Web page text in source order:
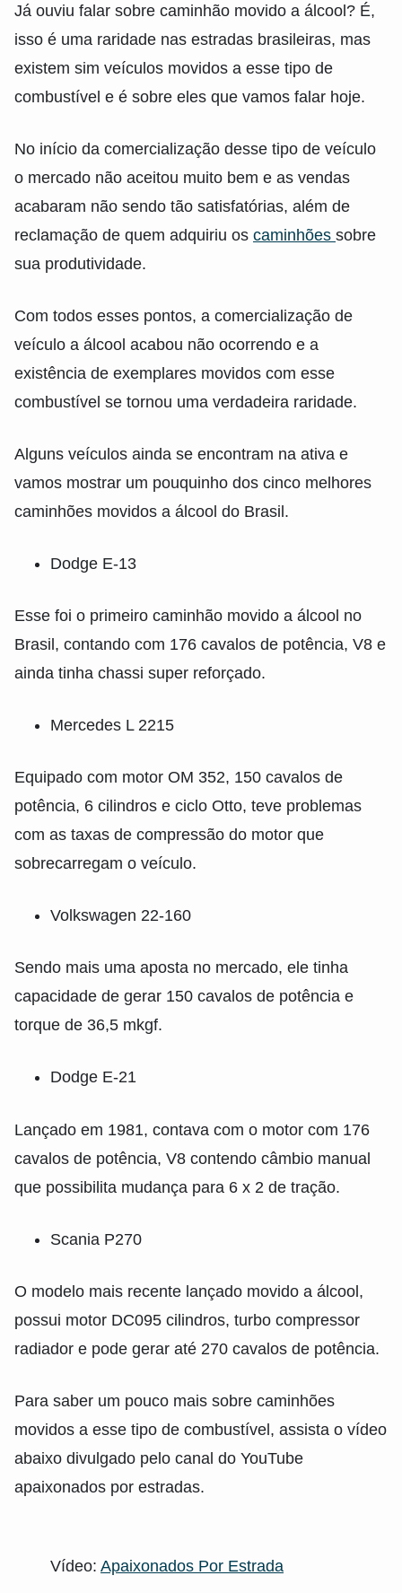
Já ouviu falar sobre caminhão movido a álcool? É,
isso é uma raridade nas estradas brasileiras, mas
existem sim veículos movidos a esse tipo de
combustível e é sobre eles que vamos falar hoje.
No início da comercialização desse tipo de veículo
o mercado não aceitou muito bem e as vendas
acabaram não sendo tão satisfatórias, além de
reclamação de quem adquiriu os caminhões sobre
sua produtividade.
Com todos esses pontos, a comercialização de
veículo a álcool acabou não ocorrendo e a
existência de exemplares movidos com esse
combustível se tornou uma verdadeira raridade.
Alguns veículos ainda se encontram na ativa e
vamos mostrar um pouquinho dos cinco melhores
caminhões movidos a álcool do Brasil.
Dodge E-13
Esse foi o primeiro caminhão movido a álcool no
Brasil, contando com 176 cavalos de potência, V8 e
ainda tinha chassi super reforçado.
Mercedes L 2215
Equipado com motor OM 352, 150 cavalos de
potência, 6 cilindros e ciclo Otto, teve problemas
com as taxas de compressão do motor que
sobrecarregam o veículo.
Volkswagen 22-160
Sendo mais uma aposta no mercado, ele tinha
capacidade de gerar 150 cavalos de potência e
torque de 36,5 mkgf.
Dodge E-21
Lançado em 1981, contava com o motor com 176
cavalos de potência, V8 contendo câmbio manual
que possibilita mudança para 6 x 2 de tração.
Scania P270
O modelo mais recente lançado movido a álcool,
possui motor DC095 cilindros, turbo compressor
radiador e pode gerar até 270 cavalos de potência.
Para saber um pouco mais sobre caminhões
movidos a esse tipo de combustível, assista o vídeo
abaixo divulgado pelo canal do YouTube
apaixonados por estradas.
Vídeo: Apaixonados Por Estrada